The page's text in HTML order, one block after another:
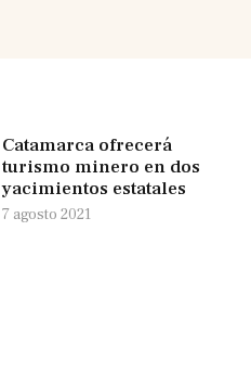
Catamarca ofrecerá
turismo minero en dos
yacimientos estatales
7 agosto 2021